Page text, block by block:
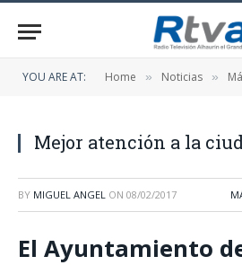
YOU ARE AT: Home » Noticias »
Mejor atención a la
BY MIGUEL ANGEL ON 08/02/2017
El Ayuntamiento